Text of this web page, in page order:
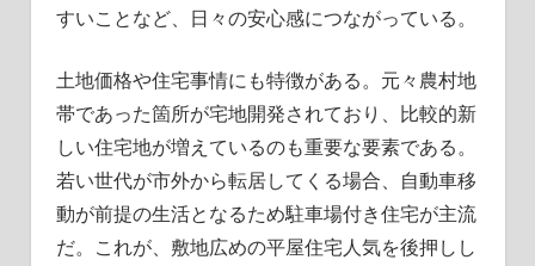
すいことなど、日々の安心感につながっている。
土地価格や住宅事情にも特徴がある。元々農村地
帯であった箇所が宅地開発されており、比較的新
しい住宅地が増えているのも重要な要素である。
若い世代が市外から転居してくる場合、自動車移
動が前提の生活となるため駐車場付き住宅が主流
だ。これが、敷地広めの平屋住宅人気を後押しし